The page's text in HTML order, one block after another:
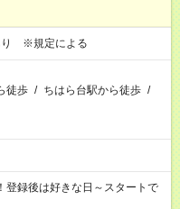
り ※規定による
徒歩 / ちはら台駅から徒歩 /
登録後は好きな日～スタートで